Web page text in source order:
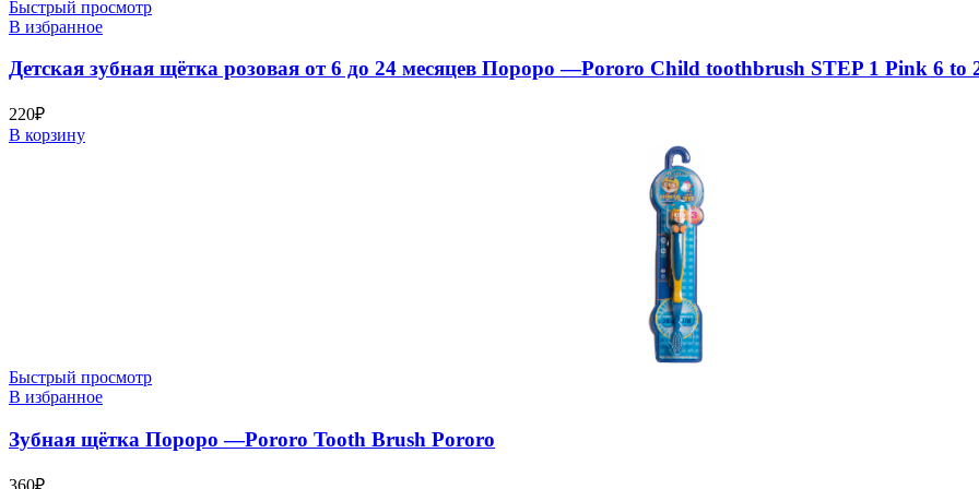
Быстрый просмотр
В избранное
Детская зубная щётка розовая от 6 до 24 месяцев Пороро —Pororo Child toothbrush STEP 1 Pink 6 to
220₽
В корзину
Быстрый просмотр
В избранное
Зубная щётка Пороро —Pororo Tooth Brush Pororo
360₽